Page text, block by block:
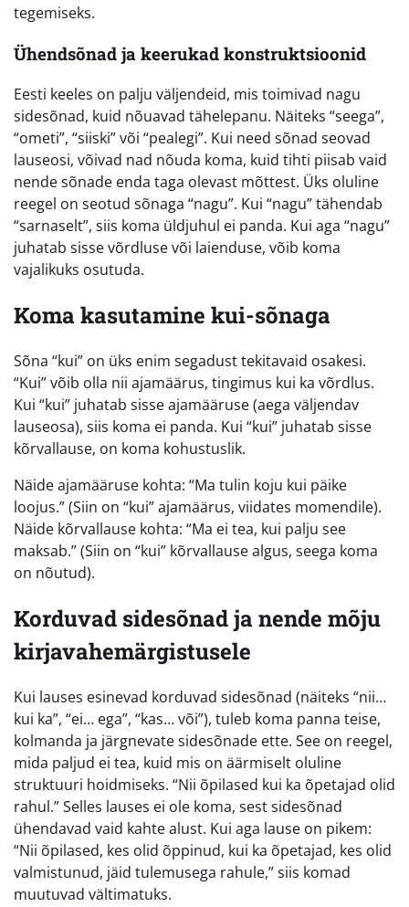
tegemiseks.
Ühendsõnad ja keerukad konstruktsioonid
Eesti keeles on palju väljendeid, mis toimivad nagu
sidesõnad, kuid nõuavad tähelepanu. Näiteks “seega”,
“ometi”, “siiski” või “pealegi”. Kui need sõnad seovad
lauseosi, võivad nad nõuda koma, kuid tihti piisab vaid
nende sõnade enda taga olevast mõttest. Üks oluline
reegel on seotud sõnaga “nagu”. Kui “nagu” tähendab
“sarnaselt”, siis koma üldjuhul ei panda. Kui aga “nagu”
juhatab sisse võrdluse või laienduse, võib koma
vajalikuks osutuda.
Koma kasutamine kui-sõnaga
Sõna “kui” on üks enim segadust tekitavaid osakesi.
“Kui” võib olla nii ajamäärus, tingimus kui ka võrdlus.
Kui “kui” juhatab sisse ajamääruse (aega väljendav
lauseosa), siis koma ei panda. Kui “kui” juhatab sisse
kõrvallause, on koma kohustuslik.
Näide ajamääruse kohta: “Ma tulin koju kui päike
loojus.” (Siin on “kui” ajamäärus, viidates momendile).
Näide kõrvallause kohta: “Ma ei tea, kui palju see
maksab.” (Siin on “kui” kõrvallause algus, seega koma
on nõutud).
Korduvad sidesõnad ja nende mõju
kirjavahemärgistusele
Kui lauses esinevad korduvad sidesõnad (näiteks “nii…
kui ka”, “ei… ega”, “kas… või”), tuleb koma panna teise,
kolmanda ja järgnevate sidesõnade ette. See on reegel,
mida paljud ei tea, kuid mis on äärmiselt oluline
struktuuri hoidmiseks. “Nii õpilased kui ka õpetajad olid
rahul.” Selles lauses ei ole koma, sest sidesõnad
ühendavad vaid kahte alust. Kui aga lause on pikem:
“Nii õpilased, kes olid õppinud, kui ka õpetajad, kes olid
valmistunud, jäid tulemusega rahule,” siis komad
muutuvad vältimatuks.